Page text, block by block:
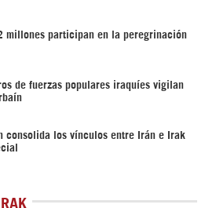
millones participan en la peregrinación
de fuerzas populares iraquíes vigilan
consolida los vínculos entre Irán e Irak